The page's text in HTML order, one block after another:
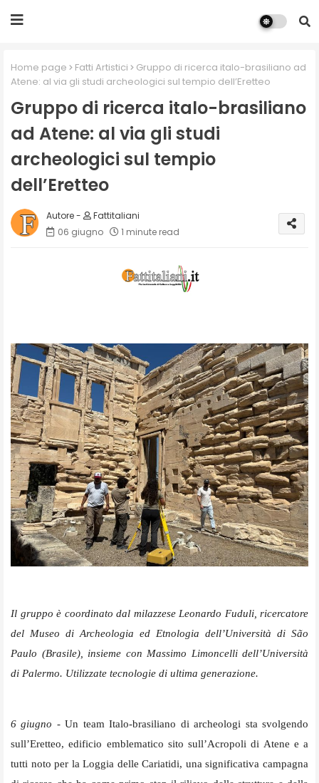
Home page Fatti Artistici
Gruppo di ricerca italo-brasiliano ad
Atene: al via gli studi archeologici sul tempio dell’Eretteo
Gruppo di ricerca italo-brasiliano
ad Atene: al via gli studi
archeologici sul tempio
dell’Eretteo
Fattitaliani
06 giugno
1 minute read
Il gruppo è coordinato dal milazzese Leonardo Fuduli, ricercatore
del Museo di Archeologia ed Etnologia dell’Università di São
Paulo (Brasile), insieme con Massimo Limoncelli dell’Università
di Palermo. Utilizzate tecnologie di ultima generazione.
6 giugno - Un team Italo-brasiliano di archeologi sta svolgendo
sull’Eretteo, edificio emblematico sito sull’Acropoli di Atene e a
tutti noto per la Loggia delle Cariatidi, una significativa campagna